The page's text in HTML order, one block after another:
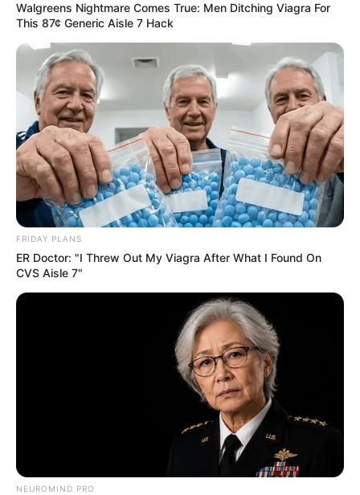
Walgreens Nightmare Comes True: Men Ditching Viagra For
This 87¢ Generic Aisle 7 Hack
FRIDAY PLANS
ER Doctor: "I Threw Out My Viagra After What I Found On
CVS Aisle 7"
NEUROMIND PRO